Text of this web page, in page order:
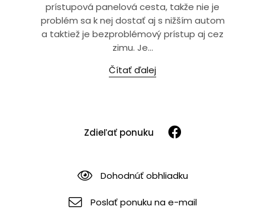
prístupová panelová cesta, takže nie je
problém sa k nej dostať aj s nižším autom
a taktiež je bezproblémový prístup aj cez
zimu. Je...
Čítať ďalej
Zdieľať ponuku
Dohodnúť obhliadku
Poslať ponuku na e-mail